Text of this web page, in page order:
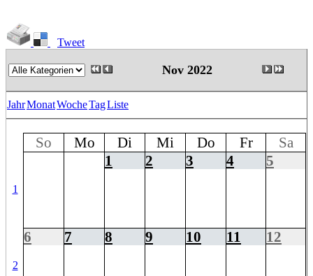
Tweet
Nov 2022
JahrMonatWocheTagListe
So Mo Di Mi Do Fr Sa
1
1 2 3 4 5
2
6 7 8 9 10 11 12